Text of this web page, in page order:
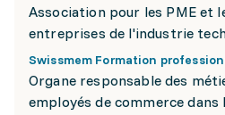
Association pour les PME et
entreprises de l'industrie
Swissmem Formation
Organe responsable des
employés de commerce dans